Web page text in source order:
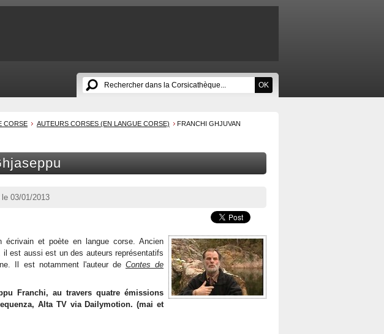
CORSE AUTEURS CORSES (EN LANGUE CORSE)
FRANCHI GHJUVAN
le 03/01/2013
écrivain et poète en langue corse. Ancien
est aussi est un des auteurs représentatifs
Il est notamment l'auteur de Contes de
Franchi, au travers quatre émissions
Alta TV via Dailymotion. (mai et